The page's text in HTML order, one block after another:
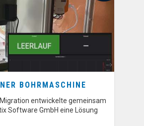
BOHRMASCHINE
entwickelte gemeinsam
Software GmbH eine Lösung